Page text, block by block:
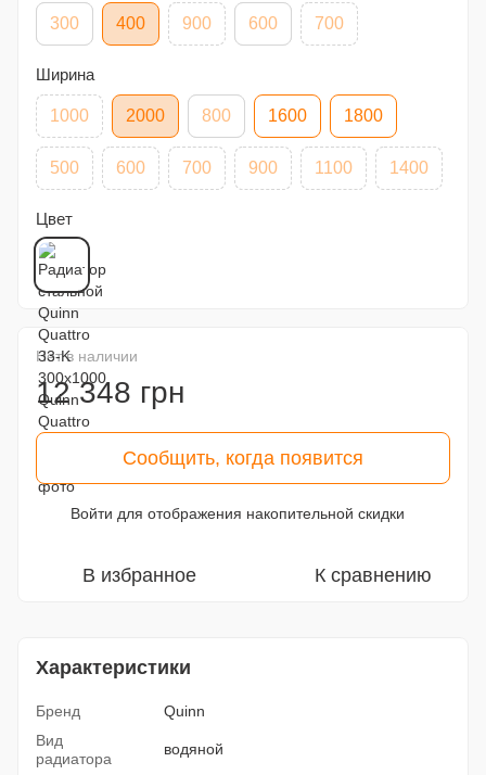
300 400 900 600 700
Ширина
1000 2000 800 1600 1800
500 600 700 900 1100 1400
Цвет
Нет в наличии
12 348 грн
Сообщить, когда появится
Войти для отображения накопительной скидки
В избранное К сравнению
Характеристики
Бренд
Quinn
Вид
радиатора
водяной